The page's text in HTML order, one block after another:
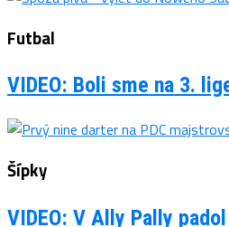
Futbal
VIDEO: Boli sme na 3.
Šípky
VIDEO: V Ally Pally